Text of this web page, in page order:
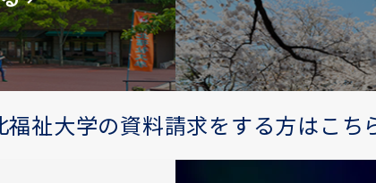
福祉大学の資料請求をする方はこち